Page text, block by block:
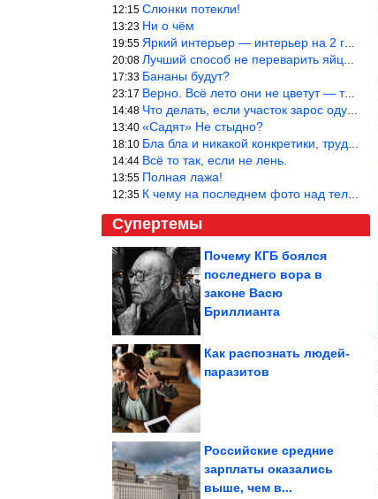
12:15 Слюнки потекли!
13:23 Ни о чём
19:55 Яркий интерьер — интерьер на 2 года! Человек должен отдыхать в с
20:08 Лучший способ не переварить яйцо — довести его до кипения и выкл
17:33 Бананы будут?
23:17 Верно. Всё лето они не цветут — только в его начале. Достаточно
14:48 Что делать, если участок зарос одуванчиками — ничего.
13:40 «Садят» Не стыдно?
18:10 Бла бла и никакой конкретики, трудно указать наименование рекоме
14:44 Всё то так, если не лень.
13:55 Полная лажа!
12:35 К чему на последнем фото над телевизором две полки? Делают интер
Супертемы
Почему КГБ боялся
последнего вора в
законе Васю
Бриллианта
Опасный месяц для
доллара на...
Как распознать людей-
паразитов
Российские средние
зарплаты оказались
выше, чем в...